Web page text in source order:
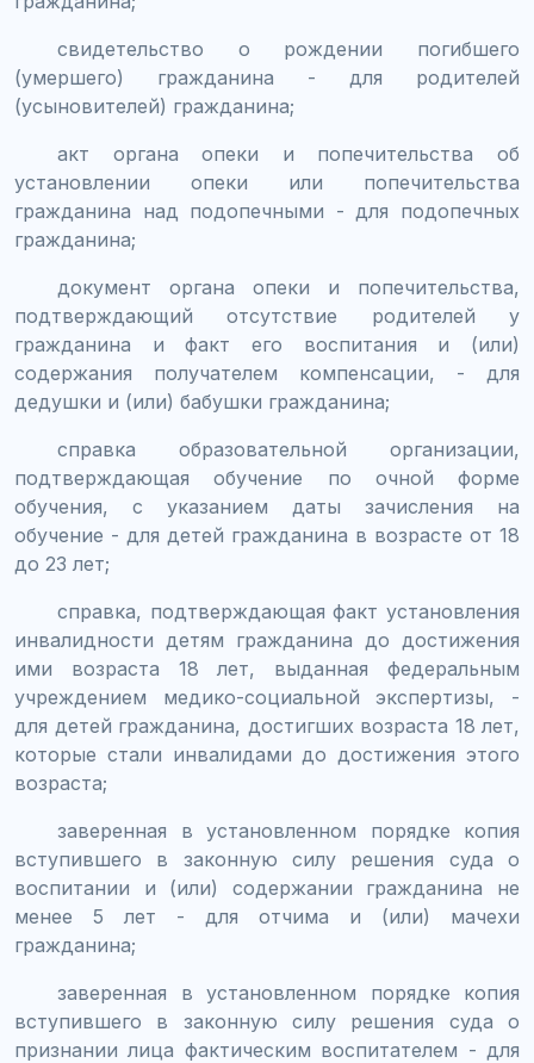
свидетельство о рождении погибшего
(умершего) гражданина - для родителей
(усыновителей) гражданина;
акт органа опеки и попечительства об
установлении опеки или попечительства
гражданина над подопечными - для подопечных
гражданина;
документ органа опеки и попечительства,
подтверждающий отсутствие родителей у
гражданина и факт его воспитания и (или)
содержания получателем компенсации, - для
дедушки и (или) бабушки гражданина;
справка образовательной организации,
подтверждающая обучение по очной форме
обучения, с указанием даты зачисления на
обучение - для детей гражданина в возрасте от 18
до 23 лет;
справка, подтверждающая факт установления
инвалидности детям гражданина до достижения
ими возраста 18 лет, выданная федеральным
учреждением медико-социальной экспертизы, -
для детей гражданина, достигших возраста 18 лет,
которые стали инвалидами до достижения этого
возраста;
заверенная в установленном порядке копия
вступившего в законную силу решения суда о
воспитании и (или) содержании гражданина не
менее 5 лет - для отчима и (или) мачехи
гражданина;
заверенная в установленном порядке копия
вступившего в законную силу решения суда о
признании лица фактическим воспитателем - для